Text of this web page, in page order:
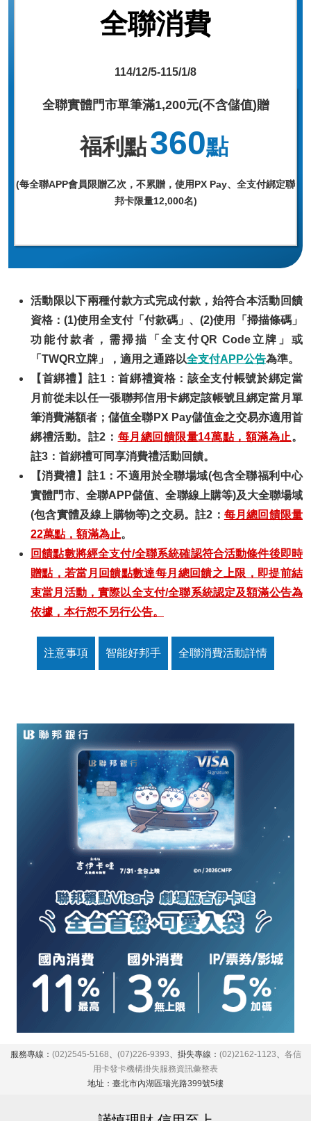
全聯消費
114/12/5-115/1/8
全聯實體門市單筆滿1,200元(不含儲值)贈
福利點360點
(每全聯APP會員限贈乙次，不累贈，使用PX Pay、全支付綁定聯
邦卡限量12,000名)
活動限以下兩種付款方式完成付款，始符合本活動回饋
資格：(1)使用全支付「付款碼」、(2)使用「掃描條碼」
功能付款者，需掃描「全支付QR Code立牌」或
「TWQR立牌」，適用之通路以全支付APP公告為準。
【首綁禮】註1：首綁禮資格：該全支付帳號於綁定當
月前從未以任一張聯邦信用卡綁定該帳號且綁定當月單
筆消費滿額者；儲值全聯PX Pay儲值金之交易亦適用首
綁禮活動。註2： 每月總回饋限量14萬點，額滿為止。
註3：首綁禮可同享消費禮活動回饋。
【消費禮】註1：不適用於全聯場域(包含全聯福利中心
實體門市、全聯APP儲值、全聯線上購等)及大全聯場域
(包含實體及線上購物等)之交易。註2： 每月總回饋限量
22萬點，額滿為止。
回饋點數將經全支付/全聯系統確認符合活動條件後即時
贈點，若當月回饋點數達每月總回饋之上限，即提前結
束當月活動，實際以全支付/全聯系統認定及額滿公告為
依據，本行恕不另行公告。
注意事項 智能好邦手 全聯消費活動詳情
服務專線： (02)2545-5168 (07)226-9393 、掛失專線： (02)2162-1123
各信
用卡發卡機構掛失服務資訊彙整表
地址：臺北市內湖區瑞光路399號5樓